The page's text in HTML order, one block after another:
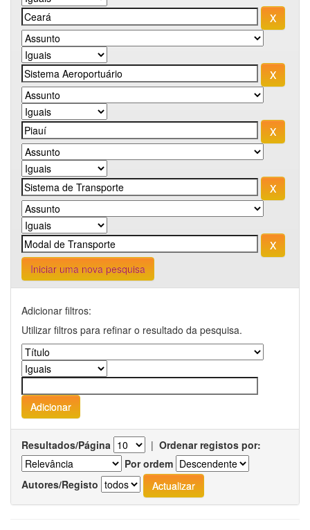
Iniciar uma nova pesquisa
Adicionar filtros:
Utilizar filtros para refinar o resultado da pesquisa.
Resultados/Página | Ordenar registos por:
Por ordem
Autores/Registo